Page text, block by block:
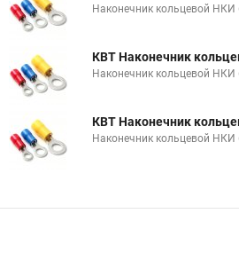
Наконечник кольцевой НКИ
КВТ Наконечник
Наконечник кольцевой НКИ
КВТ Наконечник
Наконечник кольцевой НКИ